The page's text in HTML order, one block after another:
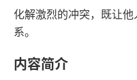
149千字
字数
化解激烈的冲突，既让
系。
内容简介